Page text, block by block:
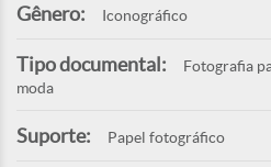
Gênero: Iconográfico
Tipo documental:
Fotografia
moda
Suporte: Papel fotográfico